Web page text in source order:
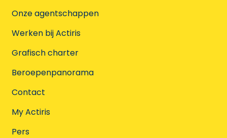
Onze agentschappen
Werken bij Actiris
Grafisch charter
Beroepenpanorama
Contact
My Actiris
Pers